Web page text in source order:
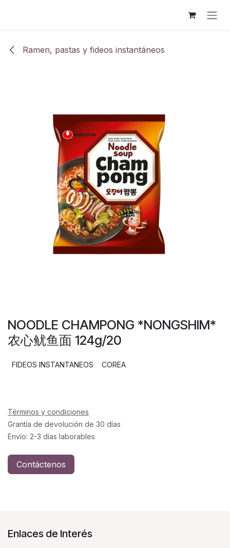
Ramen, pastas y fideos instantáneos
NOODLE CHAMPONG *NONGSHIM*
农心鱿鱼面 124g/20
FIDEOS INSTANTANEOS COREA
Términos y condiciones
Grantía de devolución de 30 días
Envío: 2-3 días laborables
Contáctenos
Enlaces de Interés